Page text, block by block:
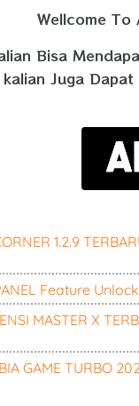
Wellcome To
Bisa
Juga
1.2.9
Feature
MASTER X
GAME TURBO